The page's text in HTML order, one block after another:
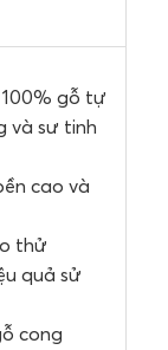
gỗ tự
và sư tinh
cao và
thử
quả sử
cong